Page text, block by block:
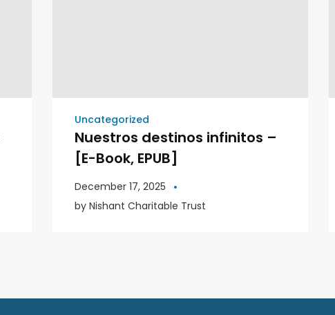
Uncategorized
Nuestros destinos infinitos –
[E-Book, EPUB]
December 17, 2025
by Nishant Charitable Trust